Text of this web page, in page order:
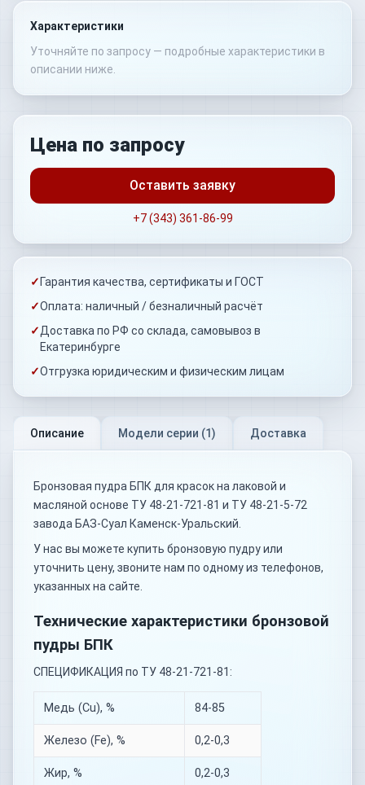
Характеристики
Уточняйте по запросу — подробные характеристики в
описании ниже.
Цена по запросу
Оставить заявку
+7 (343) 361-86-99
✓ Гарантия качества, сертификаты и ГОСТ
✓Оплата: наличный / безналичный расчёт
✓Доставка по РФ со склада, самовывоз в
Екатеринбурге
✓Отгрузка юридическим и физическим лицам
Описание Модели серии (1) Доставка
Бронзовая пудра БПК для красок на лаковой и
масляной основе ТУ 48-21-721-81 и ТУ 48-21-5-72
завода БАЗ-Суал Каменск-Уральский.
У нас вы можете купить бронзовую пудру или
уточнить цену, звоните нам по одному из телефонов,
указанных на сайте.
Технические характеристики бронзовой
пудры БПК
СПЕЦИФИКАЦИЯ по ТУ 48-21-721-81:
Медь (Cu), % 84-85
Железо (Fe), % 0,2-0,3
Жир, % 0,2-0,3